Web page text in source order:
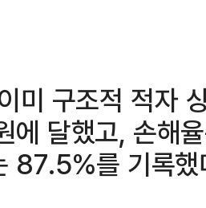
미 구조적 적자
달했고, 손해
87.5%를 기록했